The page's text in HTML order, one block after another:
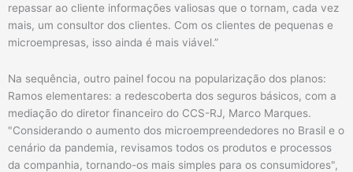
repassar ao cliente informações valiosas que o tornam, cada vez
mais, um consultor dos clientes. Com os clientes de pequenas e
microempresas, isso ainda é mais viável.”
Na sequência, outro painel focou na popularização dos planos:
Ramos elementares: a redescoberta dos seguros básicos, com a
mediação do diretor financeiro do CCS-RJ, Marco Marques.
"Considerando o aumento dos microempreendedores no Brasil e o
cenário da pandemia, revisamos todos os produtos e processos
da companhia, tornando-os mais simples para os consumidores",